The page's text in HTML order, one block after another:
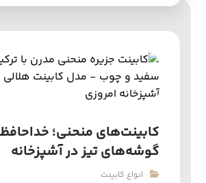
کابینت‌های منحنی؛
گوشه‌های تیز در آشپزخانه
انواع کابینت